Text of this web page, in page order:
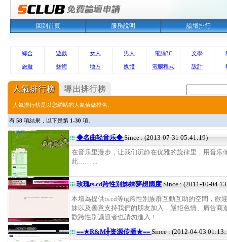
回到首頁 服務說明 論壇排行
綜合 遊戲 女人 男人 電腦3C 文學
旅遊 藝術 地方 媒體 電腦程式 設計
人氣排行榜是以您網站的人氣值做排名。
有 58 項結果，以下是第 1-30 項。
◆名曲轻音乐◆Since : (2013-07-31 05:41:19)
在音乐里漫步，让我们沉静在优雅的旋律里，用音乐
此…… ...
玫瑰ts.cd跨性別姊妹夢想國度 Since : (2011-10-04
本壇為提供ts.cd等tg跨性別族群互動互助的空間，歡
妹以及善意支持我們的朋友加入，嚴拒色情、廣告商
歡跨性別議題者也請勿進入！ ...
==★R&M╋资源传播★== Since : (2012-04-03